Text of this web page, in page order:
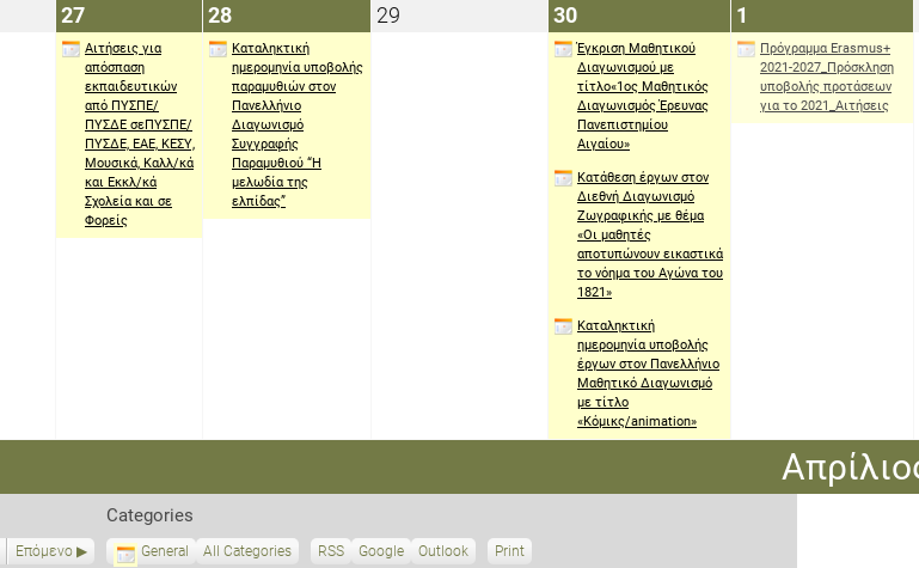
2727
Απριλίου
2021
Αιτήσεις για
απόσπαση
εκπαιδευτικών
από ΠΥΣΠΕ/
ΠΥΣΔΕ σεΠΥΣΠΕ/
ΠΥΣΔΕ, ΕΑΕ, ΚΕΣΥ,
Μουσικά, Καλλ/κά
και Εκκλ/κά
Σχολεία και σε
Φορείς
2828
Απριλίου
2021
Καταληκτική
ημερομηνία υποβολής
παραμυθιών στον
Πανελλήνιο
Διαγωνισμό
Συγγραφής
Παραμυθιού “Η
μελωδία της
ελπίδας”
29 3030
Απριλίου
2021
Έγκριση Μαθητικού
Διαγωνισμού με
τίτλο«1ος Μαθητικός
Διαγωνισμός Έρευνας
Πανεπιστημίου
Αιγαίου»
Κατάθεση έργων στον
Διεθνή Διαγωνισμό
Ζωγραφικής με θέμα
«Οι μαθητές
αποτυπώνουν εικαστικά
το νόημα του Αγώνα του
1821»
Καταληκτική
ημερομηνία υποβολής
έργων στον Πανελλήνιο
Μαθητικό Διαγωνισμό
με τίτλο
«Κόμικς/animation»
1
Μαΐου
2021
Πρόγραμμα Erasmus+
2021-2027_Πρόσκληση
υποβολής προτάσεων
για το 2021_Αιτήσεις
Επόμενο
Categories
General All Categories RSS
S
Google
S
Outlook Print